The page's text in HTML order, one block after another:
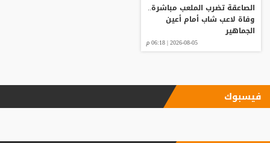
الصاعقة تضرب الملعب مباشرة..
وفاة لاعب شاب أمام أعين
الجماهير
2026-08-05 | 06:18 م
فيسبوك